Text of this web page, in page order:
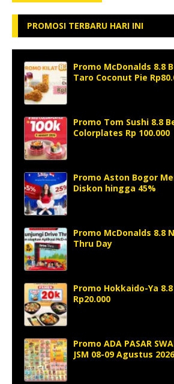
PROMOSI TERBARU HARI INI
Promo McDonalds 8.8
Taro Coconut Pie
Promo Tom Sushi 8.8
Colorplates Rp 100.000
Promo Aston Bogor
Diskon hingga 45%
Promo McDonalds 8.8
Thru Day
Promo Hokkaido-Ya
Rp20.000
Promo ADA PASAR
JSM 08-09 Agustus 2026